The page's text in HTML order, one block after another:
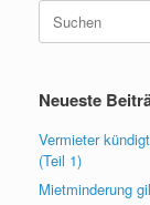
Suchen
nach:
Neueste
Vermieter
(Teil 1)
Mietminderung